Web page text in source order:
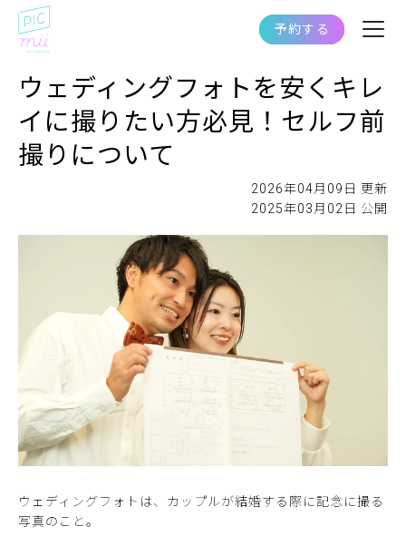
予約する
ウェディングフォトを安くキレ
イに撮りたい方必見！セルフ前
撮りについて
2026年04月09日 更新
2025年03月02日 公開
ウェディングフォトは、カップルが結婚する際に記念に撮る
写真のこと。